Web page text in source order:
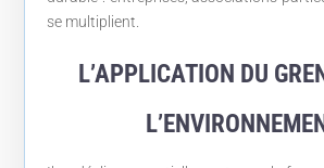
se multiplient.
L’APPLICATION DU